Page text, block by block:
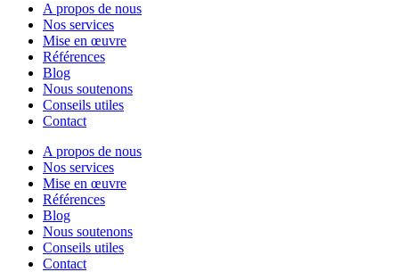
A propos de nous
Nos services
Mise en œuvre
Références
Blog
Nous soutenons
Conseils utiles
Contact
A propos de nous
Nos services
Mise en œuvre
Références
Blog
Nous soutenons
Conseils utiles
Contact